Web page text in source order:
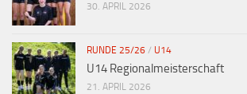
30. APRIL 2026
RUNDE 25/26 / U14
U14 Regionalmeisterschaft
21. APRIL 2026